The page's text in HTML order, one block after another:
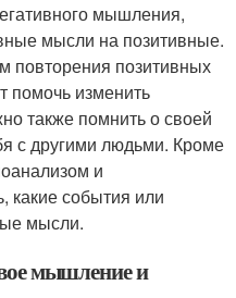
мышления,
мысли на позитивные.
повторения позитивных
помочь изменить
также помнить о своей
с другими людьми. Кроме
и
какие события или
мысли.
мышление и